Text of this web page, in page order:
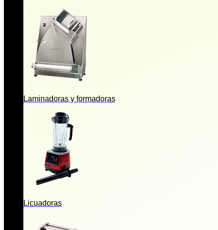
Laminadoras y formadoras
Licuadoras